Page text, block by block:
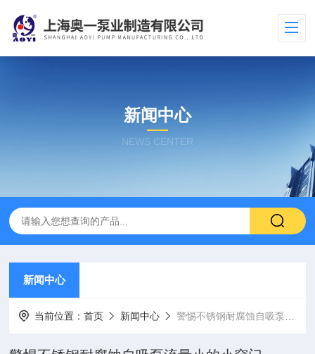
新闻中心
NEWS CENTER
新闻中心
当前位置：首页 新闻中心 警惕不锈钢耐腐蚀自吸泵流量小的小窍门